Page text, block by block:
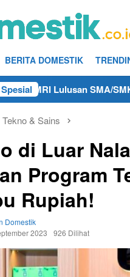
BERITA DOMESTIK
SMA/SMK Terdekat di
Tekno & Sains
di Luar
Program
Rupiah!
Domestik
2023
926 Dilihat